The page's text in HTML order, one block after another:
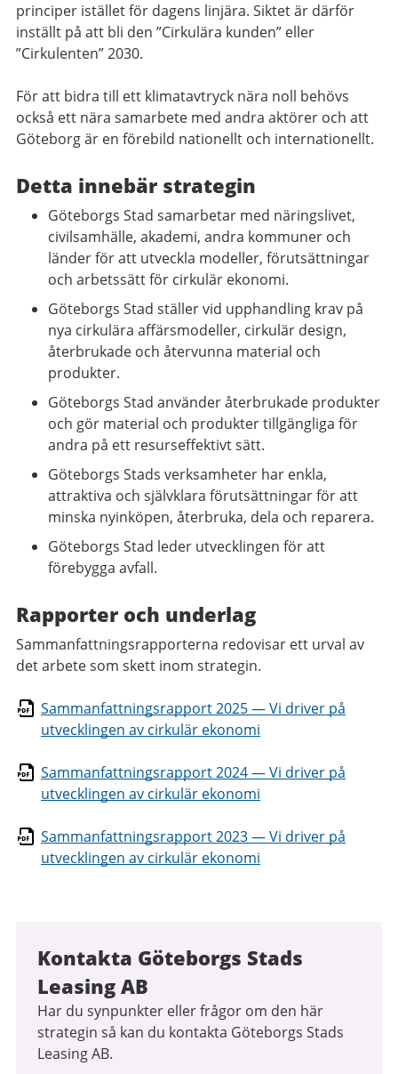
principer istället för dagens linjära. Siktet är därför
inställt på att bli den ”Cirkulära kunden” eller
”Cirkulenten” 2030.
För att bidra till ett klimatavtryck nära noll behövs
också ett nära samarbete med andra aktörer och att
Göteborg är en förebild nationellt och internationellt.
Detta innebär strategin
Göteborgs Stad samarbetar med näringslivet,
civilsamhälle, akademi, andra kommuner och
länder för att utveckla modeller, förutsättningar
och arbetssätt för cirkulär ekonomi.
Göteborgs Stad ställer vid upphandling krav på
nya cirkulära affärsmodeller, cirkulär design,
återbrukade och återvunna material och
produkter.
Göteborgs Stad använder återbrukade produkter
och gör material och produkter tillgängliga för
andra på ett resurseffektivt sätt.
Göteborgs Stads verksamheter har enkla,
attraktiva och självklara förutsättningar för att
minska nyinköpen, återbruka, dela och reparera.
Göteborgs Stad leder utvecklingen för att
förebygga avfall.
Rapporter och underlag
Sammanfattningsrapporterna redovisar ett urval av
det arbete som skett inom strategin.
Sammanfattningsrapport 2025 — Vi driver på
utvecklingen av cirkulär ekonomi
Sammanfattningsrapport 2024 — Vi driver på
utvecklingen av cirkulär ekonomi
Sammanfattningsrapport 2023 — Vi driver på
utvecklingen av cirkulär ekonomi
Kontakta Göteborgs Stads
Leasing AB
Har du synpunkter eller frågor om den här
strategin så kan du kontakta Göteborgs Stads
Leasing AB.